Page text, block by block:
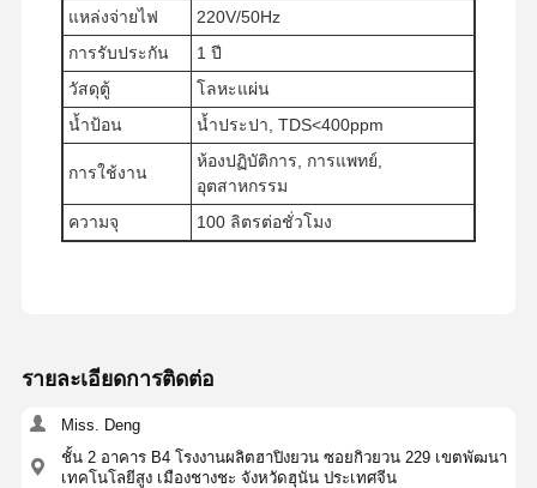
หน้าแรก สินค้า วิดีโอ เกี่ยวกับเรา
คุณภาพ
แหล่งจ่ายไฟ
220V/50Hz
การรับประกัน
1 ปี
วัสดุตู้
โลหะแผ่น
น้ำป้อน
น้ำประปา, TDS<400ppm
การใช้งาน
ห้องปฏิบัติการ, การแพทย์,
อุตสาหกรรม
ความจุ
100 ลิตรต่อชั่วโมง
รายละเอียดการติดต่อ
Miss. Deng
ชั้น 2 อาคาร B4 โรงงานผลิตฮาปิงยวน ซอยกิวยวน 229 เขตพัฒนา
เทคโนโลยีสูง เมืองชางชะ จังหวัดฮุนัน ประเทศจีน